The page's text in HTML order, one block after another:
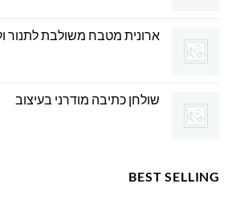
ארונית מטבח משולבת לתנור
שולחן כתיבה מודרני בעיצוב
BEST SELLING